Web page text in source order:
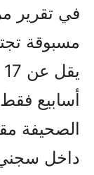
في تقرير
مسبوقة
الصحيفة
داخل